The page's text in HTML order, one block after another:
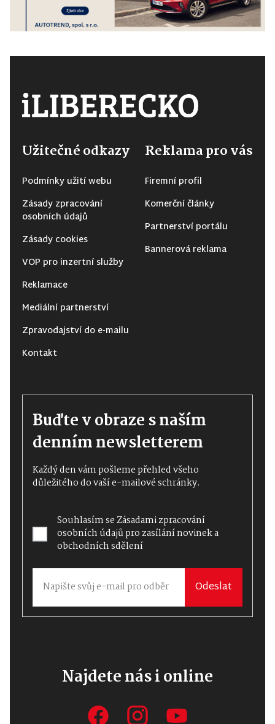
Užitečné odkazy
Podmínky užití webu
Zásady zpracování
osobních údajů
Zásady cookies
VOP pro inzertní služby
Reklamace
Mediální partnerství
Zpravodajství do e-mailu
Kontakt
Reklama pro vás
Firemní profil
Komerční články
Partnerství portálu
Bannerová reklama
Buďte v obraze s naším
denním newsletterem
Každý den vám pošleme přehled všeho
důležitého do vaší e-mailové schránky.
Souhlasím seZásadami zpracování
osobních údajůpro zasílání novinek a
obchodních sdělení
Odeslat
Najdete nás i online